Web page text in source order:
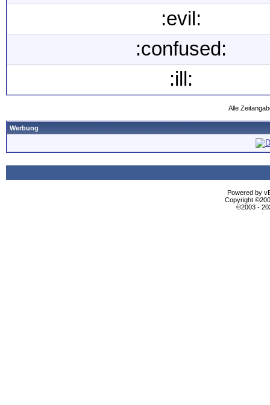
:evil:
:confused:
:ill:
Alle
Werbung
Powered by
Copyright
©2003 -